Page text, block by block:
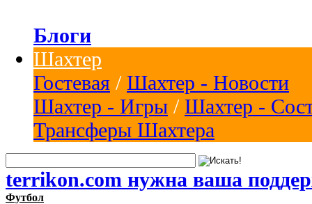
Блоги
Шахтер
Гостевая / Шахтер - Новости
Шахтер - Игры / Шахтер -
Трансферы Шахтера
terrikon.com нужна ваша
Футбол